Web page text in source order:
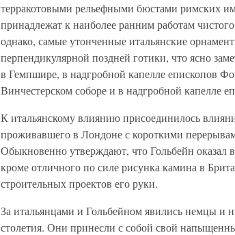
терракотовыми рельефными бюстами римских
принадлежат к наиболее ранним работам
однако, самые утонченные итальянские
перпендикулярной поздней готики, что ясно
в Гемпшире, в надгробной капелле епископов
Винчестерском соборе и в надгробной капелле
К итальянскому влиянию присоединилось
проживавшего в Лондоне с короткими
Обыкновенно утверждают, что Гольбейн оказал
кроме отличного по силе рисунка камина в
строительных проектов его руки.
За итальянцами и Гольбейном явились немцы
столетия. Они принесли с собой свой